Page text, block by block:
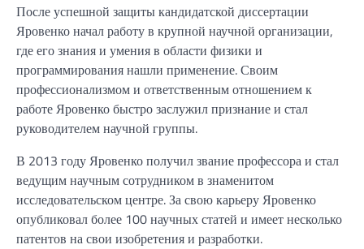
После успешной защиты кандидатской диссертации
Яровенко начал работу в крупной научной организации,
где его знания и умения в области физики и
программирования нашли применение. Своим
профессионализмом и ответственным отношением к
работе Яровенко быстро заслужил признание и стал
руководителем научной группы.
В 2013 году Яровенко получил звание профессора и стал
ведущим научным сотрудником в знаменитом
исследовательском центре. За свою карьеру Яровенко
опубликовал более 100 научных статей и имеет несколько
патентов на свои изобретения и разработки.